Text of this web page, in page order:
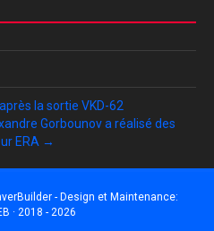
la sortie VKD-62
Gorbounov a réalisé des
ERA →
- Design et Maintenance:
· 2018 - 2026